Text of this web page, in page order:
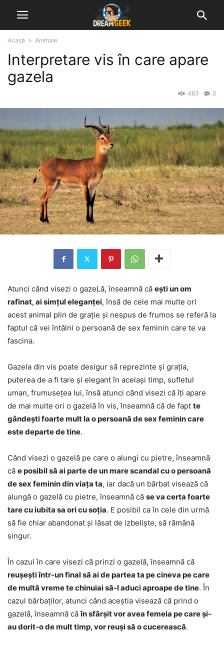
Acasă Animale
Interpretare vis în care apare
gazela
0
483
Atunci când visezi o gazeLă, înseamnă că ești un om
rafinat, ai simțul eleganței, însă de cele mai multe ori
acest animal plin de grație și nespus de frumos se referă la
faptul că vei întâlni o persoană de sex feminin care te va
fascina.
Gazela din vis poate desigur să reprezinte și grația,
puterea de a fi tare și elegant în același timp, sufletul
uman, frumusețea lui, însă atunci când visezi că îți apare
de mai multe ori o gazelă în vis, înseamnă că de fapt te
gândești foarte mult la o persoană de sex feminin care
este departe de tine.
Când visezi o gazelă pe care o alungi cu pietre, înseamnă
că e posibil să ai parte de un mare scandal cu o persoană
de sex feminin din viața ta, iar dacă un bărbat visează că
alungă o gazelă cu pietre, înseamnă că se va certa foarte
tare cu iubita sa ori cu soția. E posibil ca în cele din urmă
să fie chiar abandonat și lăsat de izbeliște, să rămână
singur.
În cazul în care visezi că prinzi o gazelă, înseamnă că
reușești într-un final să ai de partea ta pe cineva pe care
de multă vreme te chinuiai să-l aduci aproape de tine. În
cazul bărbaților, atunci când aceștia visează că prind o
gazelă, înseamnă căîn sfârșit vor avea femeia pe care și-
au dorit-o de mult timp, vor reuși să o cucerească.